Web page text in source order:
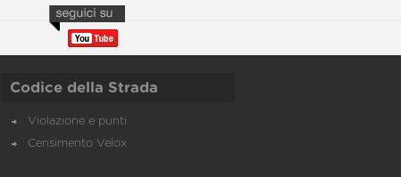
Codice della Strada
Violazione e punti
Censimento Velox